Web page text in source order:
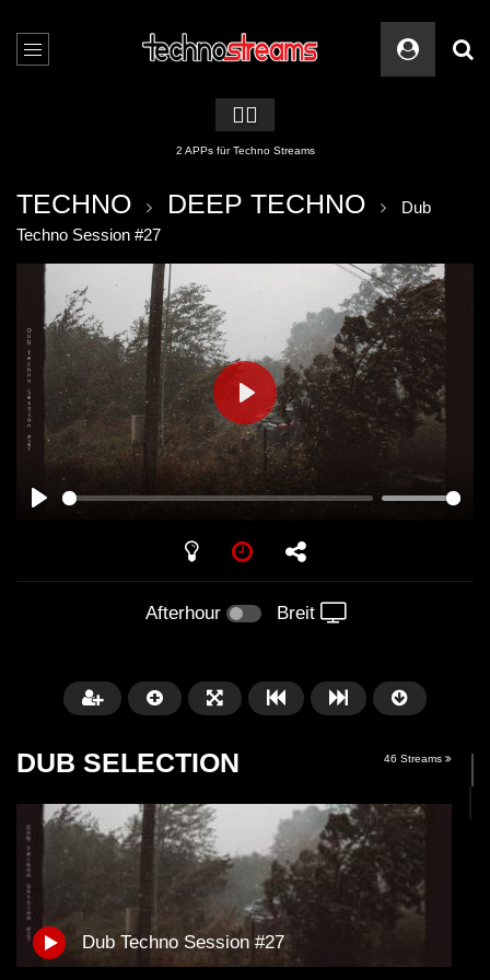
🏳️‍🌈
2 APPs für Techno Streams
TECHNO DEEP TECHNO
Dub
Techno Session #27
PLAY
Afterhour Breit
The Anjunadeep Edition 283 with
01:00:20
DUB SELECTION 46 Streams
Dub Techno Session #27